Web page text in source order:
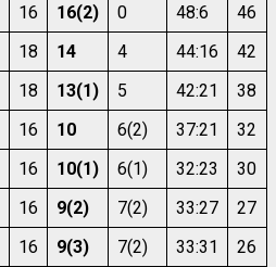
16 16(2) 0 48:6
46
18 14 4 44:16
42
18 13(1) 5 42:21
38
16 10 6(2) 37:21
32
16 10(1) 6(1) 32:23
30
16 9(2) 7(2) 33:27
27
16 9(3) 7(2) 33:31
26